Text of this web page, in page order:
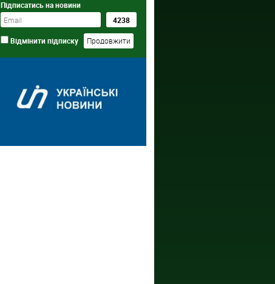
Підписатись на новини
Відмінити підписку